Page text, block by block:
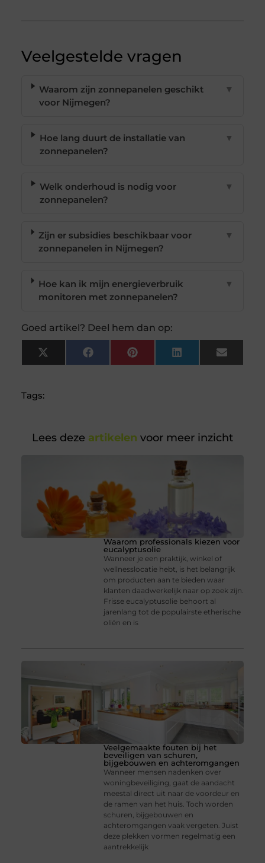
Veelgestelde vragen
Waarom zijn zonnepanelen geschikt
voor Nijmegen?
▼
Hoe lang duurt de installatie van
zonnepanelen?
▼
Welk onderhoud is nodig voor
zonnepanelen?
▼
Zijn er subsidies beschikbaar voor
zonnepanelen in Nijmegen?
▼
Hoe kan ik mijn energieverbruik
monitoren met zonnepanelen?
▼
Goed artikel? Deel hem dan op:
X
(Twitter)
FacebookPinterest LinkedIn Email
Tags:
Lees deze artikelen voor meer inzicht
Waarom professionals kiezen voor
eucalyptusolie
Wanneer je een praktijk, winkel of
wellnesslocatie hebt, is het belangrijk
om producten aan te bieden waar
klanten daadwerkelijk naar op zoek zijn.
Frisse eucalyptusolie behoort al
jarenlang tot de populairste etherische
oliën en is
Veelgemaakte fouten bij het
beveiligen van schuren,
bijgebouwen en achteromgangen
Wanneer mensen nadenken over
woningbeveiliging, gaat de aandacht
meestal direct uit naar de voordeur en
de ramen van het huis. Toch worden
schuren, bijgebouwen en
achteromgangen vaak vergeten. Juist
deze plekken vormen regelmatig een
aantrekkelijk